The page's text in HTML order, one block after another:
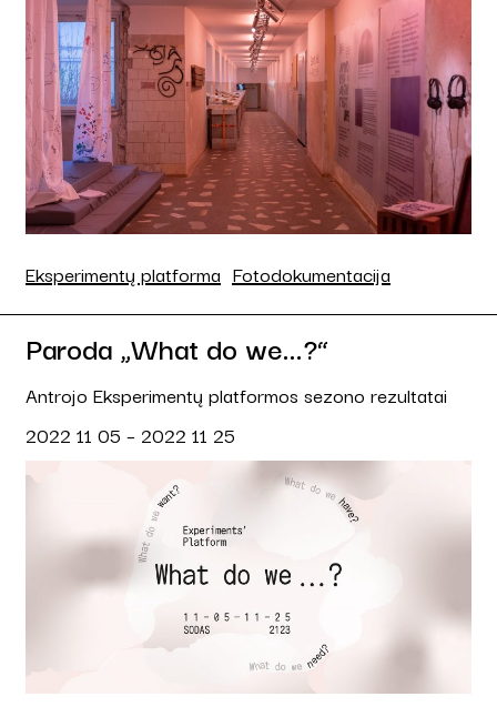
Eksperimentų platforma Fotodokumentacija
Paroda „What do we...?“
Antrojo Eksperimentų platformos sezono rezultatai
2022 11 05 – 2022 11 25